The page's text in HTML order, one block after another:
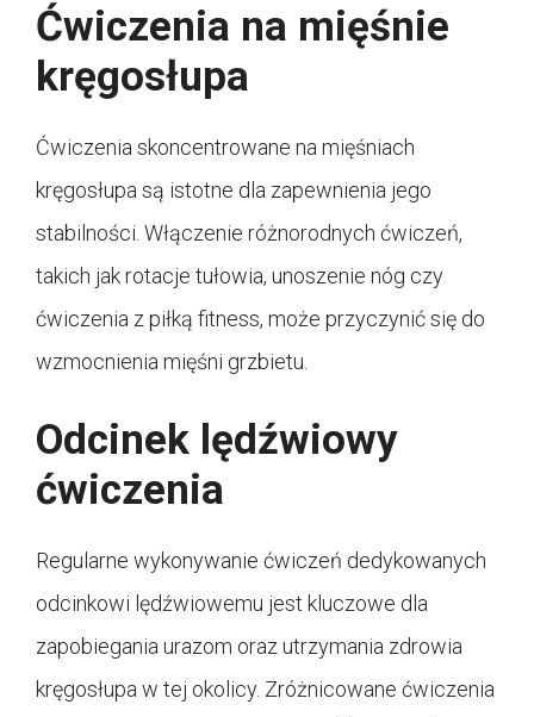
Ćwiczenia na mięśnie
kręgosłupa
Ćwiczenia skoncentrowane na mięśniach
kręgosłupa są istotne dla zapewnienia jego
stabilności. Włączenie różnorodnych ćwiczeń,
takich jak rotacje tułowia, unoszenie nóg czy
ćwiczenia z piłką fitness, może przyczynić się do
wzmocnienia mięśni grzbietu.
Odcinek lędźwiowy
ćwiczenia
Regularne wykonywanie ćwiczeń dedykowanych
odcinkowi lędźwiowemu jest kluczowe dla
zapobiegania urazom oraz utrzymania zdrowia
kręgosłupa w tej okolicy. Zróżnicowane ćwiczenia